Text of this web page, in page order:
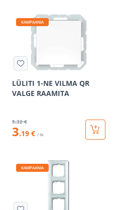
KAMPAANIA
LÜLITI 1-NE VILMA QR
VALGE RAAMITA
5.32 €
3.19 € / tk
KAMPAANIA